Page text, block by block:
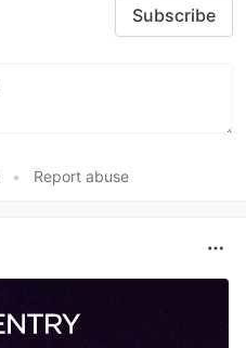
Subscribe
• Report abuse